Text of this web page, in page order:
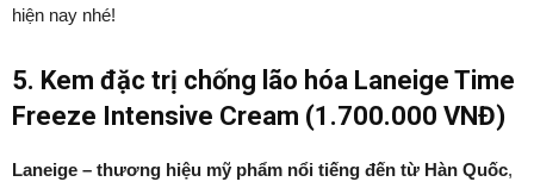
hiện nay nhé!
5. Kem đặc trị chống lão hóa Laneige Time
Freeze Intensive Cream (1.700.000 VNĐ)
Laneige – thương hiệu mỹ phẩm nổi tiếng đến từ Hàn Quốc,